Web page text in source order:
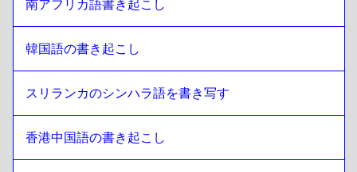
南アフリカ語書き起こし
韓国語の書き起こし
スリランカのシンハラ語を書き写す
香港中国語の書き起こし